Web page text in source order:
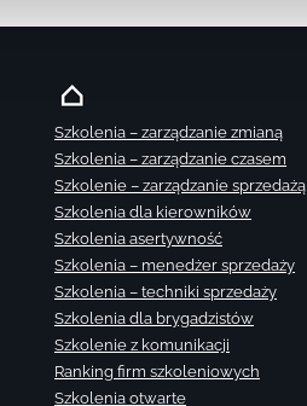
Szkolenia – zarządzanie zmianą
Szkolenia – zarządzanie czasem
Szkolenie – zarządzanie sprzedażą
Szkolenia dla kierowników
Szkolenia asertywność
Szkolenia – menedżer sprzedaży
Szkolenia – techniki sprzedaży
Szkolenia dla brygadzistów
Szkolenie z komunikacji
Ranking firm szkoleniowych
Szkolenia otwarte